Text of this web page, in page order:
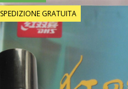
SPEDIZIONE GRATUITA